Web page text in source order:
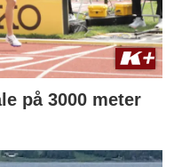
på 3000 meter